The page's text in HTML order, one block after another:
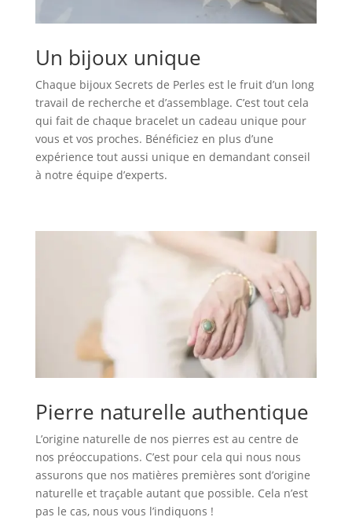
Un bijoux unique
Chaque bijoux Secrets de Perles est le fruit d’un long
travail de recherche et d’assemblage. C’est tout cela
qui fait de chaque bracelet un cadeau unique pour
vous et vos proches. Bénéficiez en plus d’une
expérience tout aussi unique en demandant conseil
à notre équipe d’experts.
Pierre naturelle authentique
L’origine naturelle de nos pierres est au centre de
nos préoccupations. C’est pour cela qui nous nous
assurons que nos matières premières sont d’origine
naturelle et traçable autant que possible. Cela n’est
pas le cas, nous vous l’indiquons !